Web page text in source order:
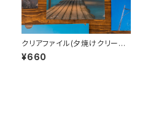
クリアファイル(夕焼けクリーム
ソーダ)
¥660